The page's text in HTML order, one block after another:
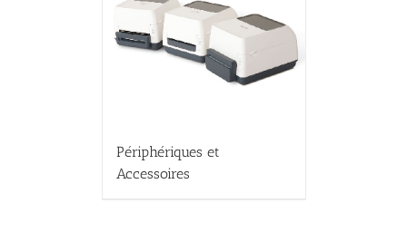
Périphériques et
Accessoires